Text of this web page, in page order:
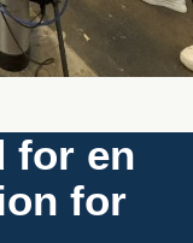
for en
for